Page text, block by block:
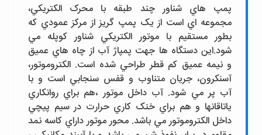
پمپ هاي شناور چند طبقه با محرک الکتريکي،
مجموعه اي است از يک پمپ گريز از مرکز عمودي که
بطور مستقيم با موتور الکتريکي شناور کوپله مي
شود.اين دستگاه ها جهت پمپاژ آب از چاه هاي عميق
و نيمه عميق کم قطر طراحي شده است. الکتروموتور،
آسنکرون، جريان متناوب و قفس سنجابي است و با
آب پر مي شود. آب داخل موتور ،هم براي روانکاري
ياتاقانها و هم براي خنک کاري حرارت در سيم پيچي
داخل الکتروموتور مي باشد. محور موتور داراي کاسه نمد